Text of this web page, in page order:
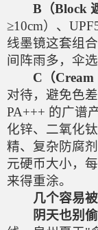
B（Block
≥10cm）、
线墨镜这套组
间阵雨多，伞
C（Cream
对待，避免色
PA+++ 的广谱
化锌、二氧化
精、复杂防腐
元硬币大小，
来得重涂。
几个容易
阴天也别